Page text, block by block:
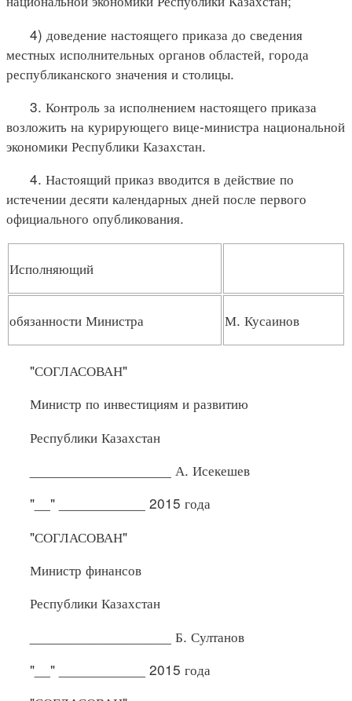
4) доведение настоящего приказа до сведения
местных исполнительных органов областей, города
республиканского значения и столицы.
3. Контроль за исполнением настоящего приказа
возложить на курирующего вице-министра национальной
экономики Республики Казахстан.
4. Настоящий приказ вводится в действие по
истечении десяти календарных дней после первого
официального опубликования.
Исполняющий
обязанности Министра М. Кусаинов
"СОГЛАСОВАН"
Министр по инвестициям и развитию
Республики Казахстан
__________________ А. Исекешев
"__" ___________ 2015 года
"СОГЛАСОВАН"
Министр финансов
Республики Казахстан
__________________ Б. Султанов
"__" ___________ 2015 года